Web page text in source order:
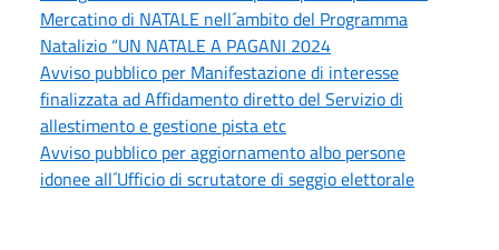
Mercatino di NATALE nell´ambito del Programma
Natalizio “UN NATALE A PAGANI 2024
Avviso pubblico per Manifestazione di interesse
finalizzata ad Affidamento diretto del Servizio di
allestimento e gestione pista etc
Avviso pubblico per aggiornamento albo persone
idonee all´Ufficio di scrutatore di seggio elettorale